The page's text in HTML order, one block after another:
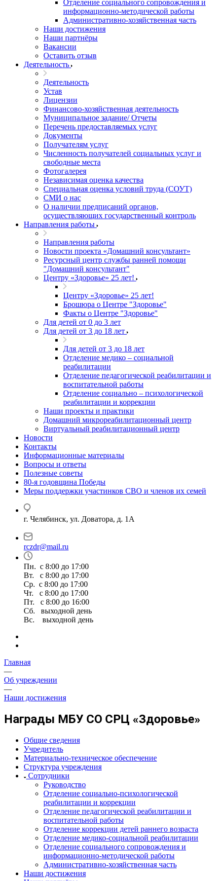
Отделение социального сопровождения и
информационно-методической работы
Административно-хозяйственная часть
Наши достижения
Наши партнёры
Вакансии
Оставить отзыв
Деятельность
Деятельность
Устав
Лицензии
Финансово-хозяйственная деятельность
Муниципальное задание/ Отчеты
Перечень предоставляемых услуг
Документы
Получателям услуг
Численность получателей социальных услуг и
свободные места
Фотогалерея
Независимая оценка качества
Специальная оценка условий труда (СОУТ)
СМИ о нас
О наличии предписаний органов,
осуществляющих государственный контроль
Направления работы
Направления работы
Новости проекта «Домашний консультант»
Ресурсный центр службы ранней помощи
"Домашний консультант"
Центру «Здоровье» 25 лет!
Центру «Здоровье» 25 лет!
Брошюра о Центре "Здоровье"
Факты о Центре "Здоровье"
Для детей от 0 до 3 лет
Для детей от 3 до 18 лет
Для детей от 3 до 18 лет
Отделение медико – социальной
реабилитации
Отделение педагогической реабилитации и
воспитательной работы
Отделение социально – психологической
реабилитации и коррекции
Наши проекты и практики
Домашний микрореабилитационный центр
Виртуальный реабилитационный центр
Новости
Контакты
Информационные материалы
Вопросы и ответы
Полезные советы
80-я годовщина Победы
Меры поддержки участинков СВО и членов их семей
г. Челябинск, ул. Доватора, д. 1А
rczdr@mail.ru
Пн. с 8:00 до 17:00
Вт. с 8:00 до 17:00
Ср. с 8:00 до 17:00
Чт. с 8:00 до 17:00
Пт. с 8:00 до 16:00
Сб. выходной день
Вс. выходной день
Главная
—
Об учреждении
—
Наши достижения
Награды МБУ СО СРЦ «Здоровье»
Общие сведения
Учредитель
Материально-техническое обеспечение
Структура учреждения
Сотрудники
Руководство
Отделение социально-психологической
реабилитации и коррекции
Отделение педагогической реабилитации и
воспитательной работы
Отделение коррекции детей раннего возраста
Отделение медико-социальной реабилитации
Отделение социального сопровождения и
информационно-методической работы
Административно-хозяйственная часть
Наши достижения